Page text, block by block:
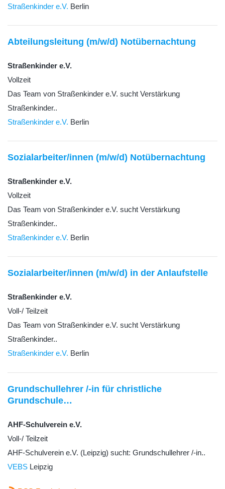
Straßenkinder e.V. Berlin
Abteilungsleitung (m/w/d) Notübernachtung
Straßenkinder e.V.
Vollzeit
Das Team von Straßenkinder e.V. sucht Verstärkung
Straßenkinder..
Straßenkinder e.V. Berlin
Sozialarbeiter/innen (m/w/d) Notübernachtung
Straßenkinder e.V.
Vollzeit
Das Team von Straßenkinder e.V. sucht Verstärkung
Straßenkinder..
Straßenkinder e.V. Berlin
Sozialarbeiter/innen (m/w/d) in der Anlaufstelle
Straßenkinder e.V.
Voll-/ Teilzeit
Das Team von Straßenkinder e.V. sucht Verstärkung
Straßenkinder..
Straßenkinder e.V. Berlin
Grundschullehrer /-in für christliche
Grundschule…
AHF-Schulverein e.V.
Voll-/ Teilzeit
AHF-Schulverein e.V. (Leipzig) sucht: Grundschullehrer /-in..
VEBS Leipzig